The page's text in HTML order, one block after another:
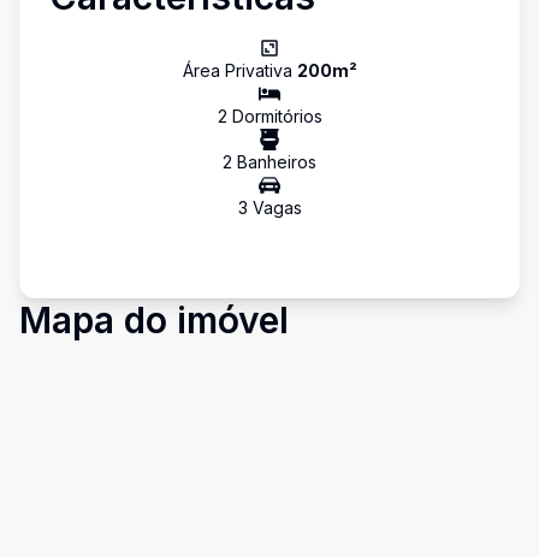
Área Privativa 200m²
2 Dormitórios
2 Banheiros
3 Vagas
Mapa do imóvel